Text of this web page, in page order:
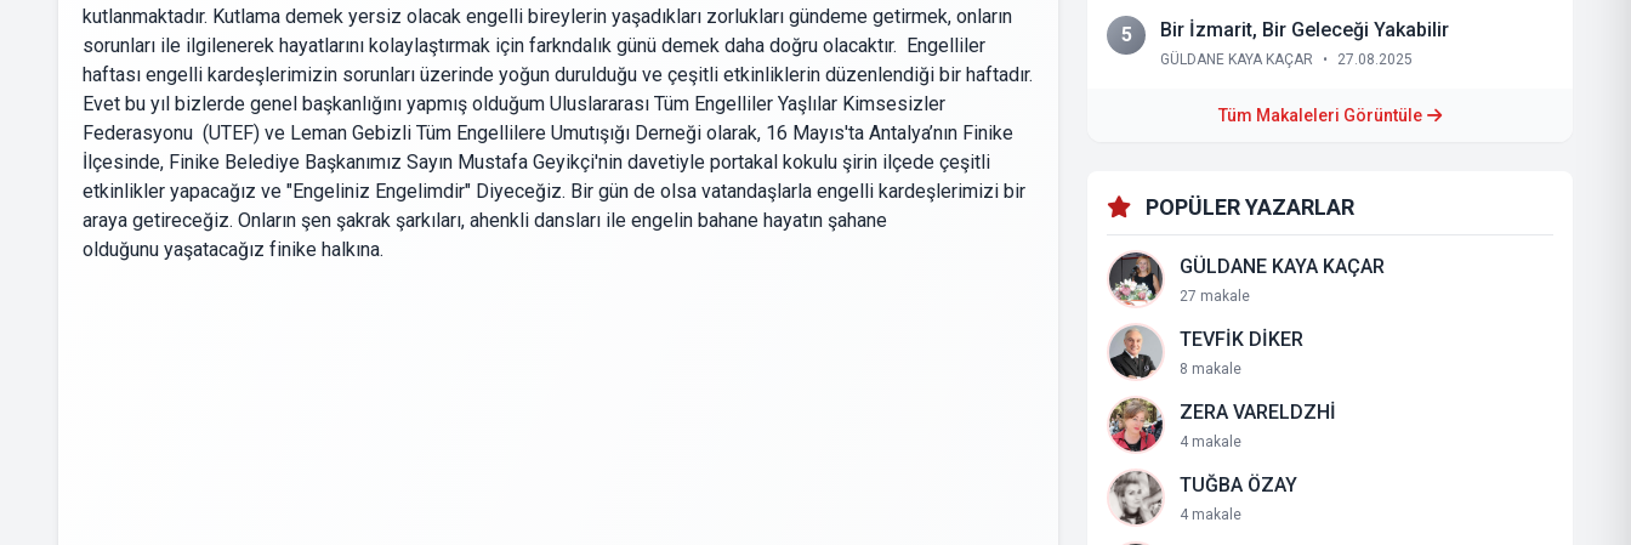
kutlanmaktadır. Kutlama demek yersiz olacak engelli bireylerin yaşadıkları zorlukları gündeme getirmek, onların
sorunları ile ilgilenerek hayatlarını kolaylaştırmak için farkndalık günü demek daha doğru olacaktır. Engelliler
haftası engelli kardeşlerimizin sorunları üzerinde yoğun durulduğu ve çeşitli etkinliklerin düzenlendiği bir haftadır.
Evet bu yıl bizlerde genel başkanlığını yapmış olduğum Uluslararası Tüm Engelliler Yaşlılar Kimsesizler
Federasyonu (UTEF) ve Leman Gebizli Tüm Engellilere Umutışığı Derneği olarak, 16 Mayıs'ta Antalya’nın Finike
İlçesinde, Finike Belediye Başkanımız Sayın Mustafa Geyikçi'nin davetiyle portakal kokulu şirin ilçede çeşitli
etkinlikler yapacağız ve "Engeliniz Engelimdir" Diyeceğiz. Bir gün de olsa vatandaşlarla engelli kardeşlerimizi bir
araya getireceğiz. Onların şen şakrak şarkıları, ahenkli dansları ile engelin bahane hayatın şahane
olduğunu yaşatacağız finike halkına.
5 Bir İzmarit, Bir Geleceği Yakabilir
GÜLDANE KAYA KAÇAR • 27.08.2025
Tüm Makaleleri Görüntüle
POPÜLER YAZARLAR
GÜLDANE KAYA KAÇAR
27 makale
TEVFİK DİKER
8 makale
ZERA VARELDZHİ
4 makale
TUĞBA ÖZAY
4 makale